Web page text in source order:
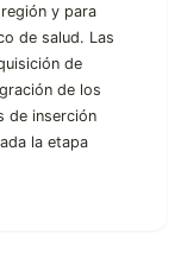
y para
de salud. Las
de
de los
de inserción
la etapa